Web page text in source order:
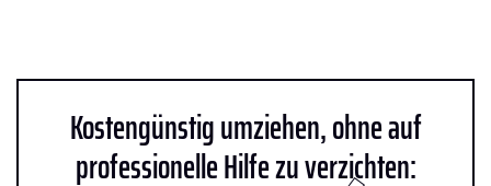
Kostengünstig umziehen, ohne auf
professionelle Hilfe zu verzichten: